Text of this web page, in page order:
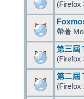
(Firefox
帶著
第三屆
(Firefox
第二屆
(Firefox